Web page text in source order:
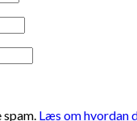
Læs om hvordan